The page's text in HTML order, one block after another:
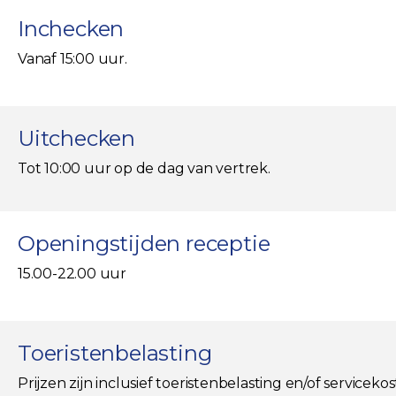
Inchecken
Vanaf 15:00 uur.
Uitchecken
Tot 10:00 uur op de dag van vertrek.
Openingstijden receptie
15.00-22.00 uur
Toeristenbelasting
Prijzen zijn inclusief toeristenbelasting en/of